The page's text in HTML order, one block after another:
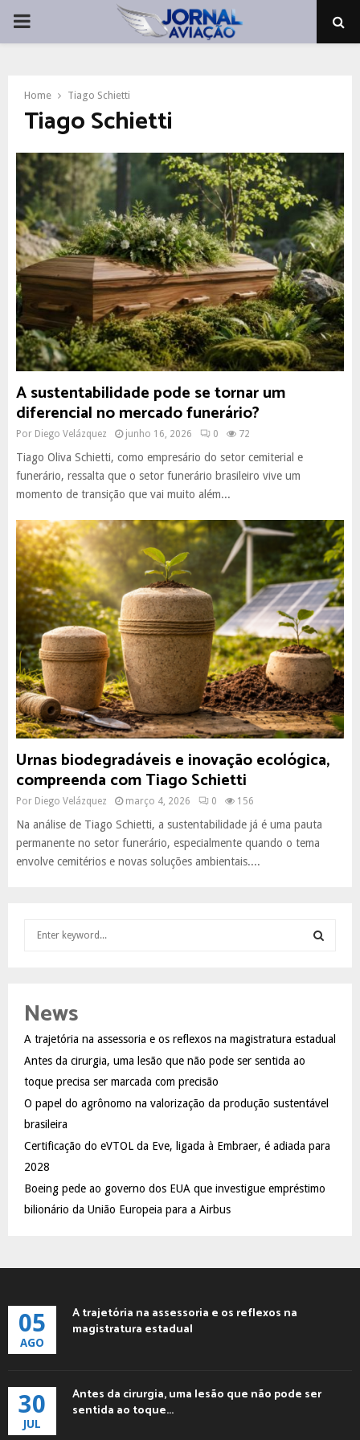
PRIMARY
Home Tiago Schietti
Tiago Schietti
A sustentabilidade pode se tornar um
diferencial no mercado funerário?
Por Diego Velázquez junho 16, 2026 0 72
Tiago Oliva Schietti, como empresário do setor cemiterial e
funerário, ressalta que o setor funerário brasileiro vive um
momento de transição que vai muito além...
Urnas biodegradáveis e inovação ecológica,
compreenda com Tiago Schietti
Por Diego Velázquez março 4, 2026 0 156
Na análise de Tiago Schietti, a sustentabilidade já é uma pauta
permanente no setor funerário, especialmente quando o tema
envolve cemitérios e novas soluções ambientais....
h
o
r
:
A
C
News
A trajetória na assessoria e os reflexos na magistratura estadual
Antes da cirurgia, uma lesão que não pode ser sentida ao
toque precisa ser marcada com precisão
O papel do agrônomo na valorização da produção sustentável
brasileira
Certificação do eVTOL da Eve, ligada à Embraer, é adiada para
2028
Boeing pede ao governo dos EUA que investigue empréstimo
bilionário da União Europeia para a Airbus
05
AGO
A trajetória na assessoria e os reflexos na
magistratura estadual
30
JUL
Antes da cirurgia, uma lesão que não pode ser
sentida ao toque...